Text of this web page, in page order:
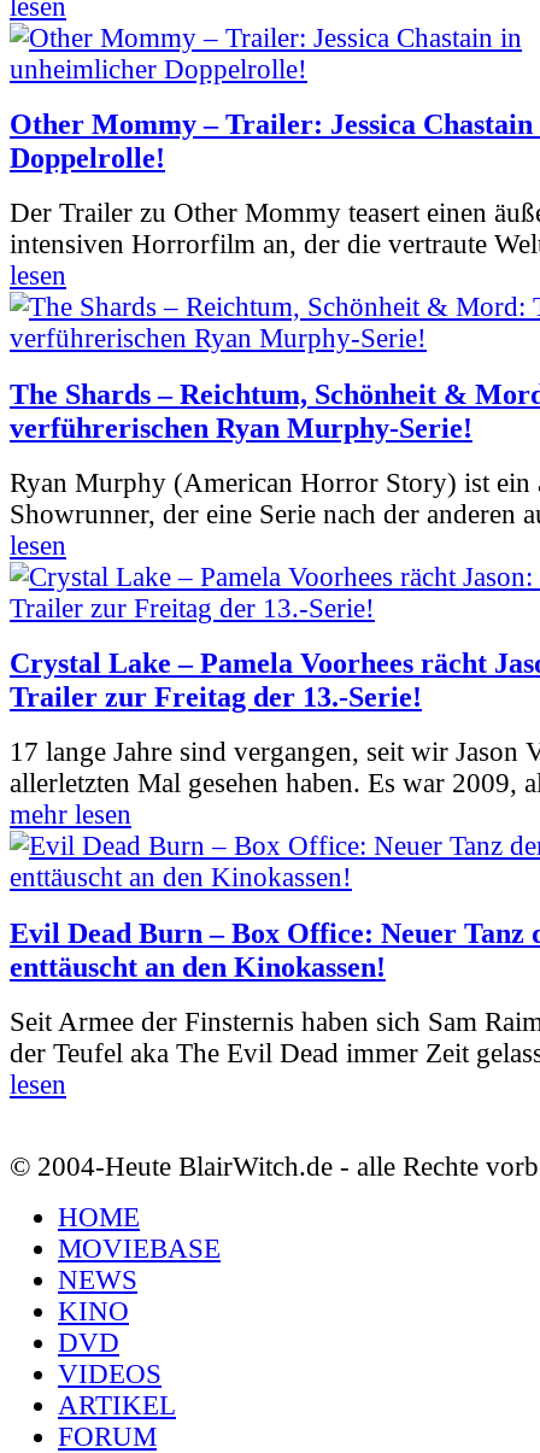
lesen
Other Mommy – Trailer: Jessica
Doppelrolle!
Der Trailer zu Other Mommy teasert einen
intensiven Horrorfilm an, der die vertraute
lesen
The Shards – Reichtum, Schönheit &
verführerischen Ryan Murphy-Serie!
Ryan Murphy (American Horror Story) ist ein
Showrunner, der eine Serie nach der anderen
lesen
Crystal Lake – Pamela Voorhees rächt
Trailer zur Freitag der 13.-Serie!
17 lange Jahre sind vergangen, seit wir Jason
allerletzten Mal gesehen haben. Es war 2009,
mehr lesen
Evil Dead Burn – Box Office: Neuer Tanz
enttäuscht an den Kinokassen!
Seit Armee der Finsternis haben sich Sam
der Teufel aka The Evil Dead immer Zeit
lesen
© 2004-Heute BlairWitch.de - alle Rechte
HOME
MOVIEBASE
NEWS
KINO
DVD
VIDEOS
ARTIKEL
FORUM